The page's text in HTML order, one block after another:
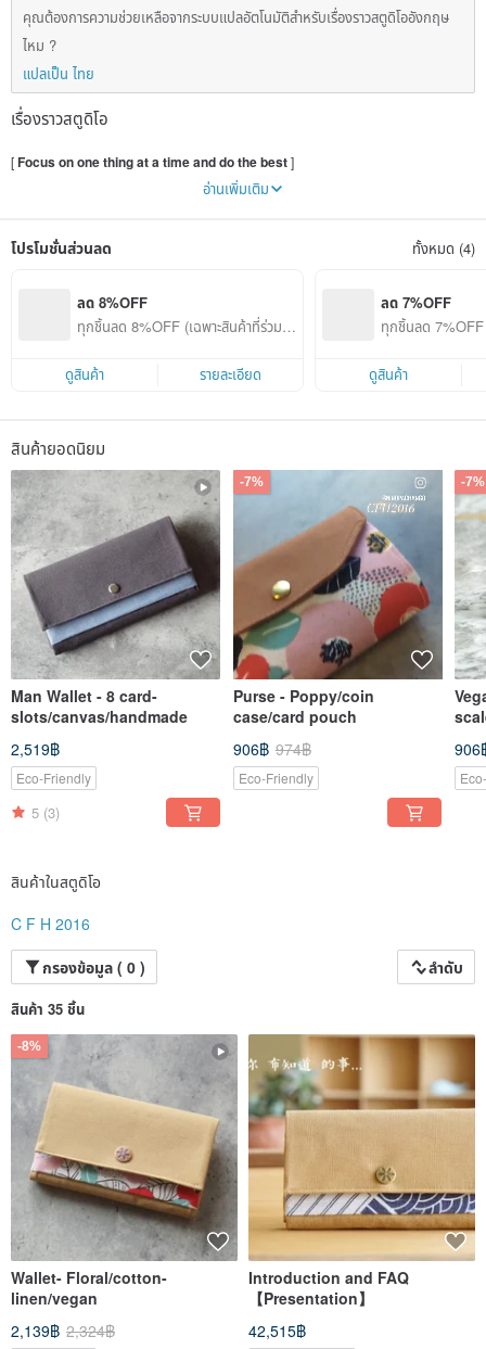
คุณต้องการความช่วยเหลือจากระบบแปลอัตโนมัติสำหรับเรื่องราวสตูดิโออังกฤษ
ไหม ?
แปลเป็น ไทย
เรื่องราวสตูดิโอ
[Focus on one thing at a time and do the best]
environment.
materials for the wrapping.
It isn't a matter of lowering cost or convenience, the most important thing is that
from the fabric wallets made in traditional way, they have beautiful shapes just
like made by leather, and they are stylish,unique and practical.
อ่านเพิ่มเติม
โปรโมชั่นส่วนลด ทั้งหมด (4)
ลด 8%OFF
ทุกชิ้นลด 8%OFF (เฉพาะสินค้าที่ร่วมรา
ดูสินค้า
รายละเอียด
ลด 7%OFF
ทุกชิ้นลด 7%OFF
ดูสินค้า
สินค้ายอดนิยม
Man Wallet - 8 card-
slots/canvas/handmade
2,519฿
Eco-Friendly
5 (3)
-7%
Purse - Poppy/coin
case/card pouch
906฿ 974฿
Eco-Friendly
-7%
906
สินค้าในสตูดิโอ
C F H 2016
กรองข้อมูล ( 0 )
ลำดับ
สินค้า 35 ชิ้น
-8%
Wallet- Floral/cotton-
linen/vegan
2,139฿ 2,324฿
Introduction and FAQ
【Presentation】
42,515฿